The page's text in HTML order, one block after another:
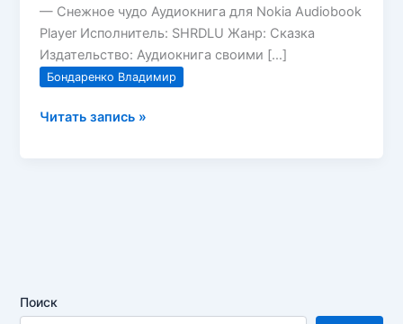
— Снежное чудо Аудиокнига для Nokia Audiobook
Player Исполнитель: SHRDLU Жанр: Сказка
Издательство: Аудиокнига своими […]
Бондаренко Владимир
Снежное
Читать запись »
Поиск